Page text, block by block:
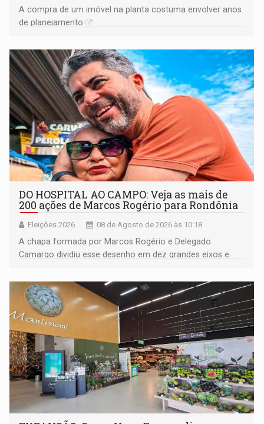
A compra de um imóvel na planta costuma envolver anos
de planejamento
DO HOSPITAL AO CAMPO: Veja as mais de
200 ações de Marcos Rogério para Rondônia
Eleições 2026 08 de Agosto de 2026 às 10:18
A chapa formada por Marcos Rogério e Delegado
Camargo dividiu esse desenho em dez grandes eixos e